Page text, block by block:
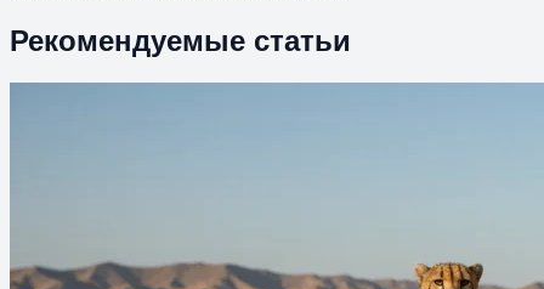
Рекомендуемые статьи